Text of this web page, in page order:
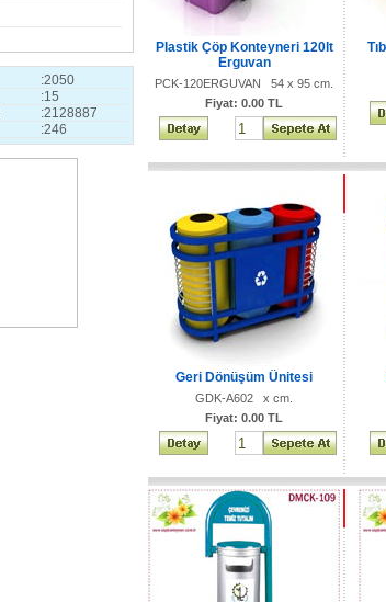
:2050
:15
:2128887
:246
Plastik Çöp Konteyneri 120lt
Erguvan
PCK-120ERGUVAN 54 x 95 cm.
Fiyat: 0.00 TL
Geri Dönüşüm Ünitesi
GDK-A602 x cm.
Fiyat: 0.00 TL